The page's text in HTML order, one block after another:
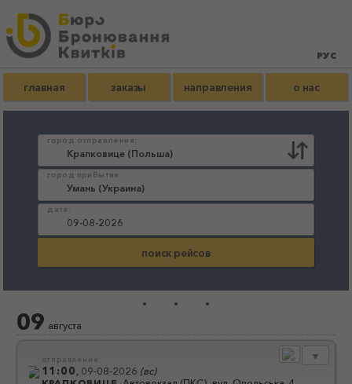
главная заказы направления о нас
город отправления:
город прибытия:
дата:
...
09 августа
▼
отправление:
11:00 09-08-2026 (вс)